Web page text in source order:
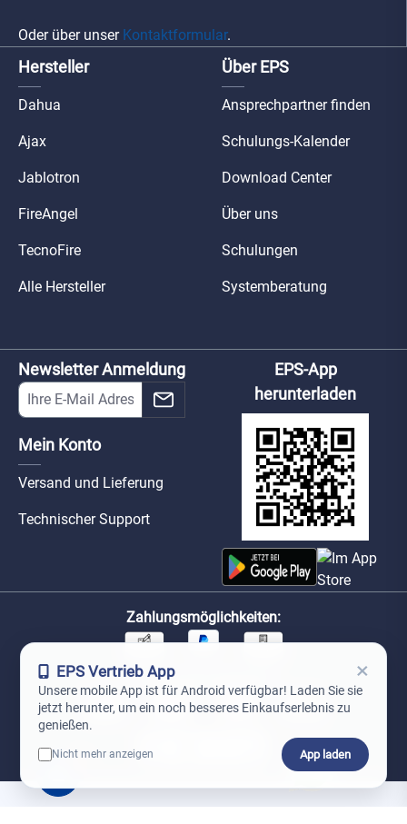
Oder über unser Kontaktformular.
Hersteller
Dahua
Ajax
Jablotron
FireAngel
TecnoFire
Alle Hersteller
Über EPS
Ansprechpartner finden
Schulungs-Kalender
Download Center
Über uns
Schulungen
Systemberatung
Newsletter Anmeldung
Mein Konto
Versand und Lieferung
Technischer Support
EPS-App
herunterladen
Zahlungsmöglichkeiten:
Unsere Versandpartner:
EPS Vertrieb App ×
Unsere mobile App ist für Android verfügbar! Laden Sie sie
jetzt herunter, um ein noch besseres Einkaufserlebnis zu
genießen.
Nicht mehr anzeigen App laden